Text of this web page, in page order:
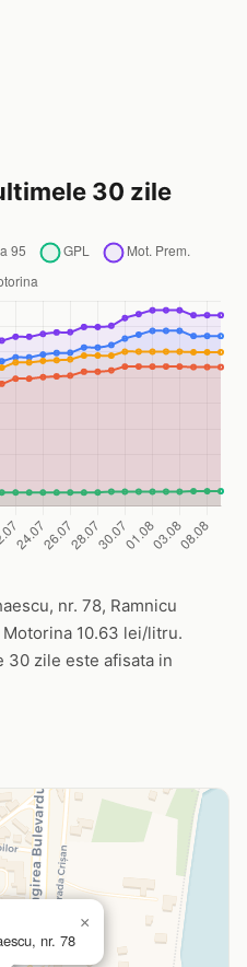
30 zile
nr. 78, Ramnicu
10.63 lei/litru.
30 zile este afisata in
nr. 78
×